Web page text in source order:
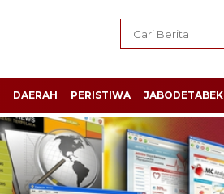
DAERAH PERISTIWA JABODETABEK